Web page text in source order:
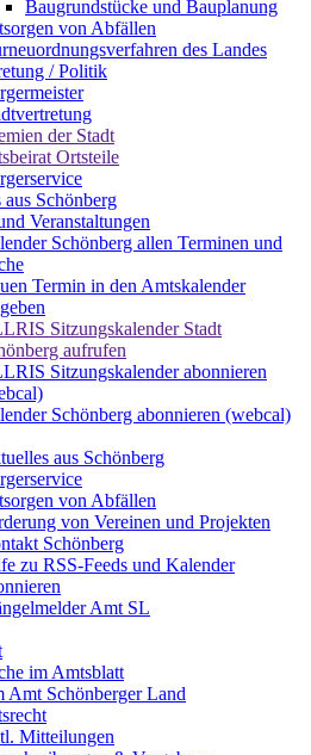
Baugrundstücke und Bauplanung
von Abfällen
des Landes
/ Politik
der Stadt
Ortsteile
Schönberg
Veranstaltungen
Schönberg allen Terminen und
Termin in den Amtskalender
Sitzungskalender Stadt
aufrufen
Sitzungskalender abonnieren
Schönberg abonnieren (webcal)
aus Schönberg
von Abfällen
von Vereinen und Projekten
Schönberg
zu RSS-Feeds und Kalender
Amt SL
im Amtsblatt
Amt Schönberger Land
Mitteilungen